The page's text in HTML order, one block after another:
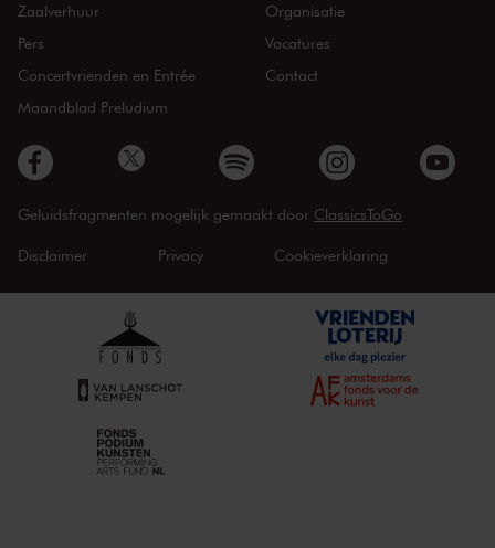
Zaalverhuur
Pers
Concertvrienden en Entrée
Maandblad Preludium
Organisatie
Vacatures
Contact
Geluidsfragmenten mogelijk gemaakt door ClassicsToGo
Disclaimer Privacy Cookieverklaring